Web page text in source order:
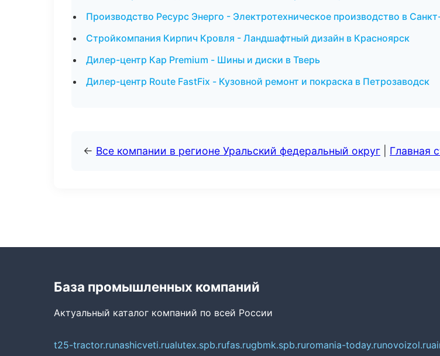
Производство Ресурс Энерго - Электротехническое производство в
Стройкомпания Кирпич Кровля - Ландшафтный дизайн в Красноярск
Дилер-центр Кар Premium - Шины и диски в Тверь
Дилер-центр Route FastFix - Кузовной ремонт и покраска в Петрозаводск
← Все компании в регионе Уральский федеральный округ Главная
База промышленных компаний
Актуальный каталог компаний по всей России
t25-tractor.runashicveti.rualutex.spb.rufas.rugbmk.spb.ruromania-today.runovoizol.ru